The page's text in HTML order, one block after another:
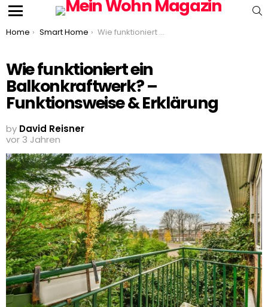
You are here:
Home Smart Home Wie funktioniert ein Balkonkraftwerk? – Funktionsweise & Erklärung
Wie funktioniert ein
Balkonkraftwerk? –
Funktionsweise & Erklärung
by David Reisner
vor 3 Jahren